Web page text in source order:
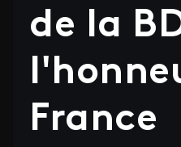
de la
France